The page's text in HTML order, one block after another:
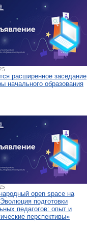
расширенное заседание
начального образования
open space на
подготовки
педагогов: опыт и
перспективы»